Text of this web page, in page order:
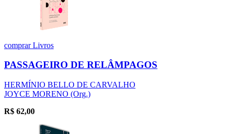
comprarLivros
PASSAGEIRO DE RELÂMPAGOS
HERMÍNIO BELLO DE CARVALHO
JOYCE MORENO (Org.)
R$ 62,00